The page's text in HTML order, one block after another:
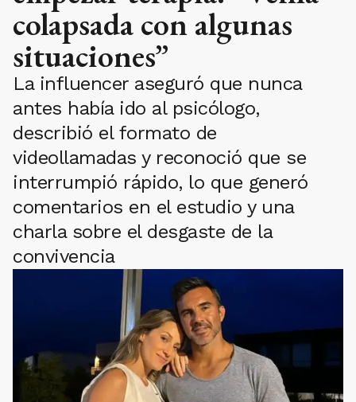
colapsada con algunas
situaciones”
La influencer aseguró que nunca
antes había ido al psicólogo,
describió el formato de
videollamadas y reconoció que se
interrumpió rápido, lo que generó
comentarios en el estudio y una
charla sobre el desgaste de la
convivencia